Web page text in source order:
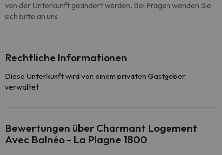
von der Unterkunft geändert werden. Bei Fragen wenden Sie
sich bitte an uns.
Rechtliche Informationen
Diese Unterkunft wird von einem privaten Gastgeber
verwaltet
Bewertungen über Charmant Logement
Avec Balnéo - La Plagne 1800